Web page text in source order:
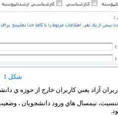
شکل 1
آزاد يعني کاربران خارج از حوزه ي
نيمسال هاي ورود دانشجويان ،